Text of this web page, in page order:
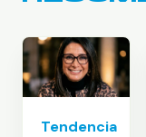
Tendencia